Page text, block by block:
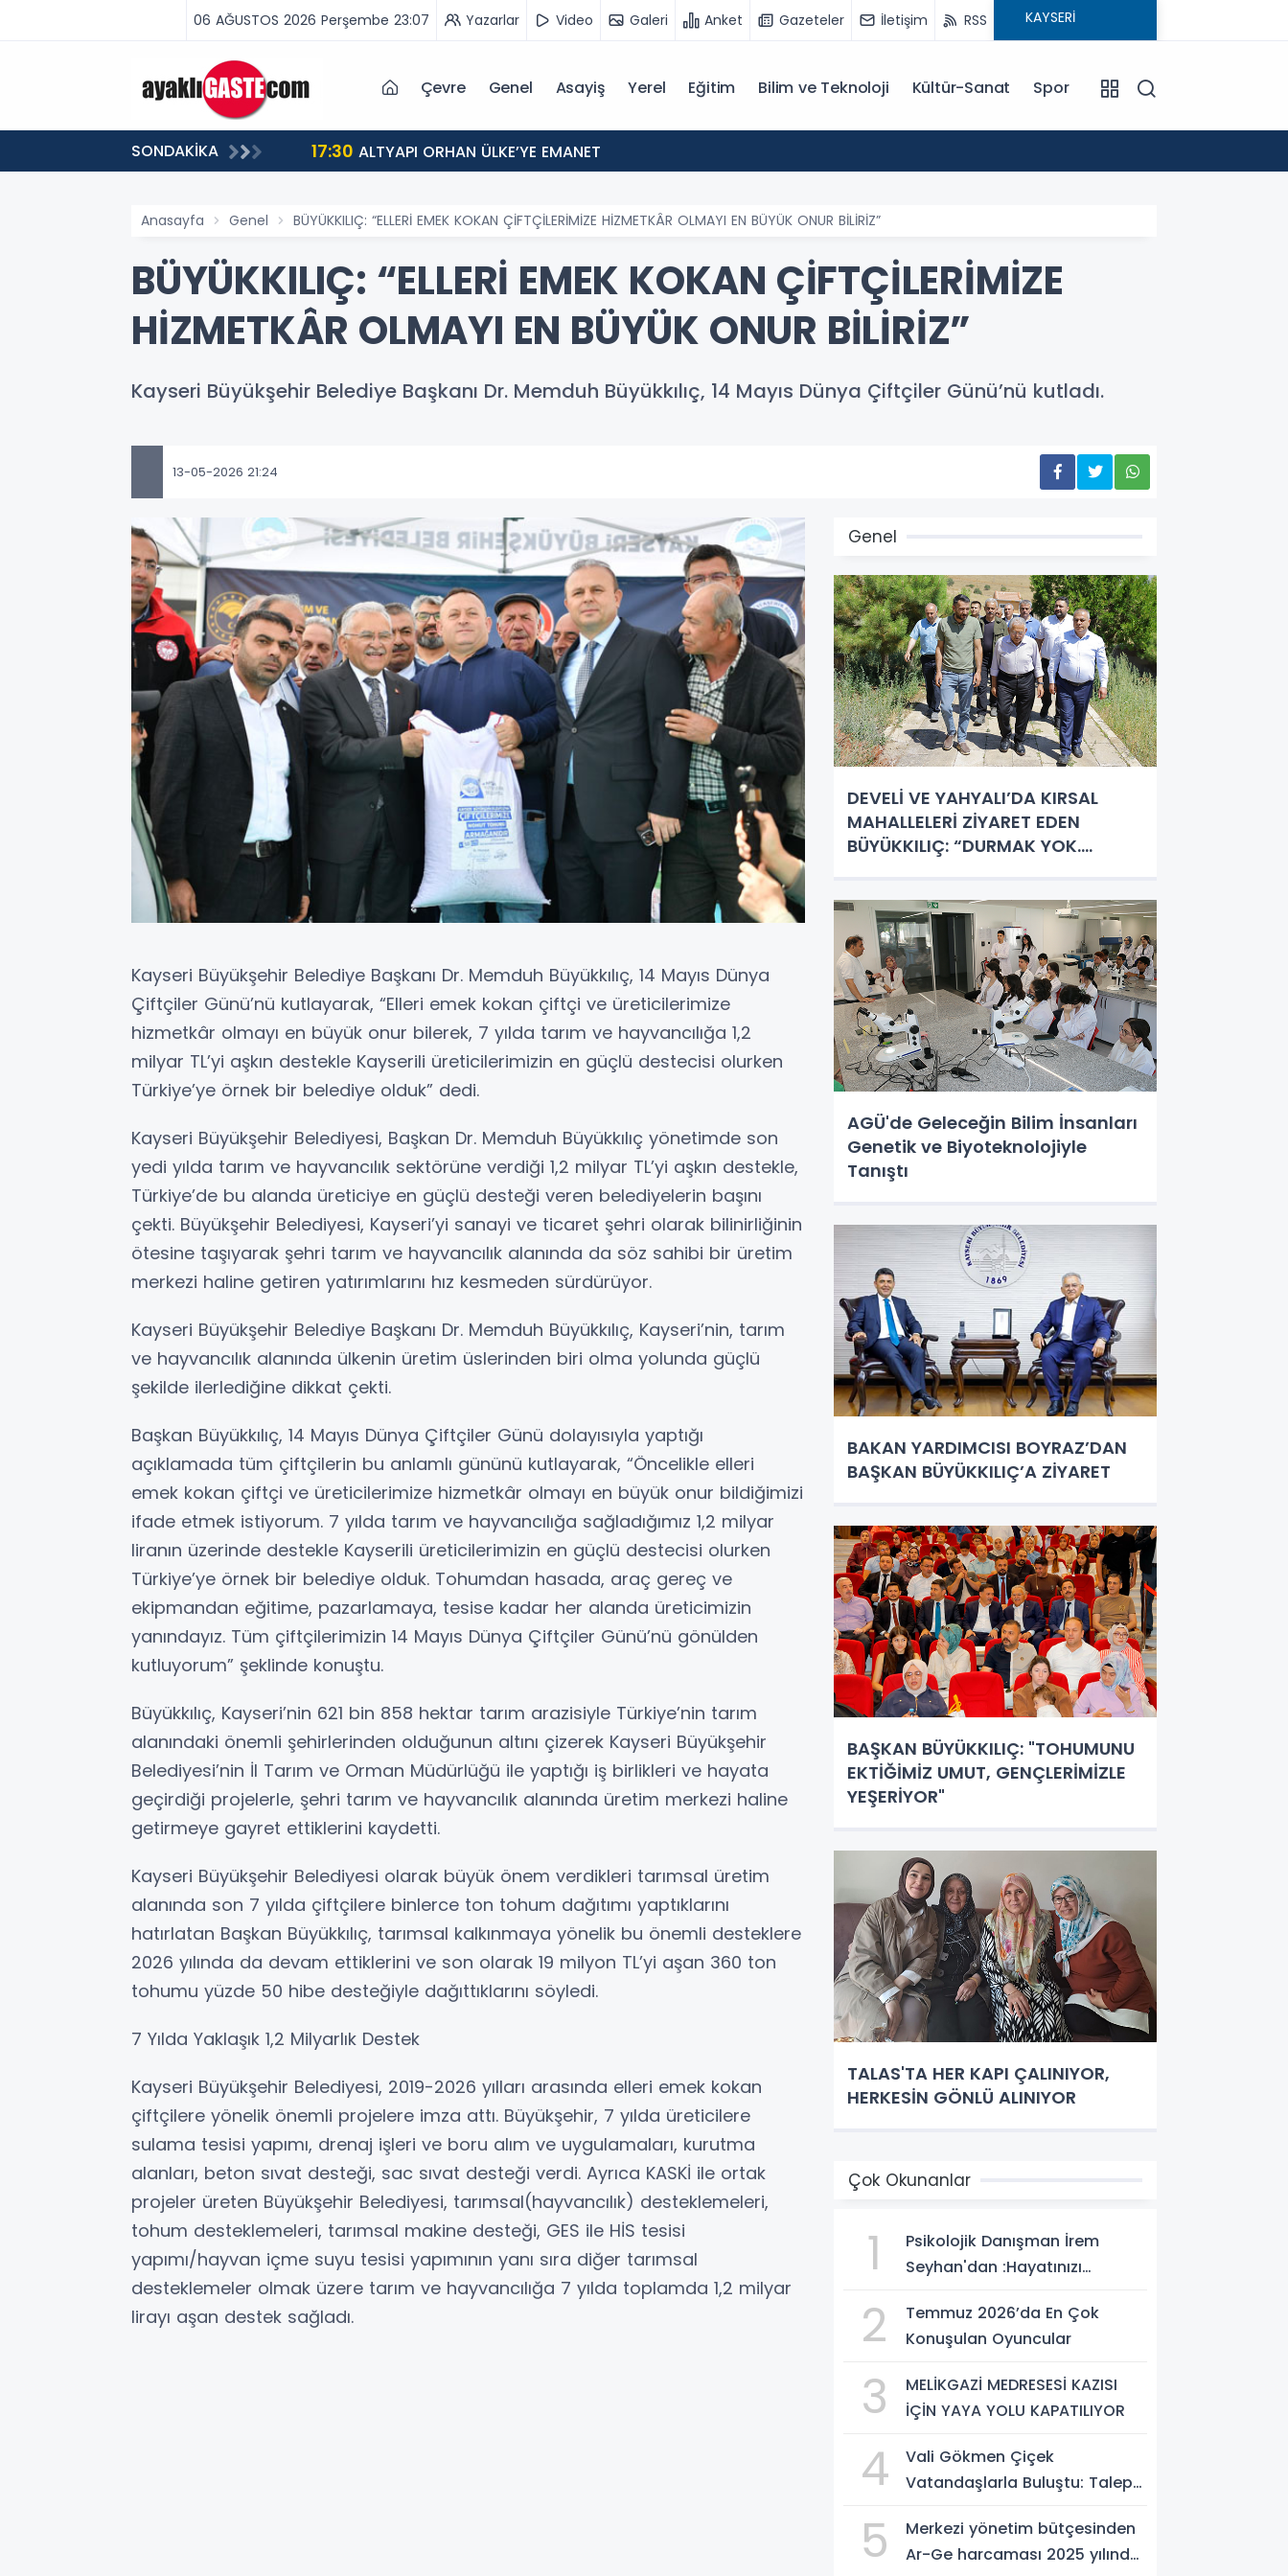
06 AĞUSTOS 2026 Perşembe 23:07 Yazarlar Video Galeri Anket Gazeteler İletişim RSS
Çevre Genel Asayiş Yerel Eğitim Bilim ve Teknoloji Kültür-Sanat Spor
SONDAKİKA 17:30 ALTYAPI ORHAN ÜLKE’YE EMANET
Anasayfa Genel BÜYÜKKILIÇ: “ELLERİ EMEK KOKAN ÇİFTÇİLERİMİZE HİZMETKÂR OLMAYI EN BÜYÜK ONUR BİLİRİZ”
BÜYÜKKILIÇ: “ELLERİ EMEK KOKAN ÇİFTÇİLERİMİZE
HİZMETKÂR OLMAYI EN BÜYÜK ONUR BİLİRİZ”
Kayseri Büyükşehir Belediye Başkanı Dr. Memduh Büyükkılıç, 14 Mayıs Dünya Çiftçiler Günü’nü kutladı.
13-05-2026 21:24
Kayseri Büyükşehir Belediye Başkanı Dr. Memduh Büyükkılıç, 14 Mayıs Dünya
Çiftçiler Günü’nü kutlayarak, “Elleri emek kokan çiftçi ve üreticilerimize
hizmetkâr olmayı en büyük onur bilerek, 7 yılda tarım ve hayvancılığa 1,2
milyar TL’yi aşkın destekle Kayserili üreticilerimizin en güçlü destecisi olurken
Türkiye’ye örnek bir belediye olduk” dedi.
Kayseri Büyükşehir Belediyesi, Başkan Dr. Memduh Büyükkılıç yönetimde son
yedi yılda tarım ve hayvancılık sektörüne verdiği 1,2 milyar TL’yi aşkın destekle,
Türkiye’de bu alanda üreticiye en güçlü desteği veren belediyelerin başını
çekti. Büyükşehir Belediyesi, Kayseri’yi sanayi ve ticaret şehri olarak bilinirliğinin
ötesine taşıyarak şehri tarım ve hayvancılık alanında da söz sahibi bir üretim
merkezi haline getiren yatırımlarını hız kesmeden sürdürüyor.
Kayseri Büyükşehir Belediye Başkanı Dr. Memduh Büyükkılıç, Kayseri’nin, tarım
ve hayvancılık alanında ülkenin üretim üslerinden biri olma yolunda güçlü
şekilde ilerlediğine dikkat çekti.
Başkan Büyükkılıç, 14 Mayıs Dünya Çiftçiler Günü dolayısıyla yaptığı
açıklamada tüm çiftçilerin bu anlamlı gününü kutlayarak, “Öncelikle elleri
emek kokan çiftçi ve üreticilerimize hizmetkâr olmayı en büyük onur bildiğimizi
ifade etmek istiyorum. 7 yılda tarım ve hayvancılığa sağladığımız 1,2 milyar
liranın üzerinde destekle Kayserili üreticilerimizin en güçlü destecisi olurken
Türkiye’ye örnek bir belediye olduk. Tohumdan hasada, araç gereç ve
ekipmandan eğitime, pazarlamaya, tesise kadar her alanda üreticimizin
yanındayız. Tüm çiftçilerimizin 14 Mayıs Dünya Çiftçiler Günü’nü gönülden
kutluyorum” şeklinde konuştu.
Büyükkılıç, Kayseri’nin 621 bin 858 hektar tarım arazisiyle Türkiye’nin tarım
alanındaki önemli şehirlerinden olduğunun altını çizerek Kayseri Büyükşehir
Belediyesi’nin İl Tarım ve Orman Müdürlüğü ile yaptığı iş birlikleri ve hayata
geçirdiği projelerle, şehri tarım ve hayvancılık alanında üretim merkezi haline
getirmeye gayret ettiklerini kaydetti.
Kayseri Büyükşehir Belediyesi olarak büyük önem verdikleri tarımsal üretim
alanında son 7 yılda çiftçilere binlerce ton tohum dağıtımı yaptıklarını
hatırlatan Başkan Büyükkılıç, tarımsal kalkınmaya yönelik bu önemli desteklere
2026 yılında da devam ettiklerini ve son olarak 19 milyon TL’yi aşan 360 ton
tohumu yüzde 50 hibe desteğiyle dağıttıklarını söyledi.
7 Yılda Yaklaşık 1,2 Milyarlık Destek
Kayseri Büyükşehir Belediyesi, 2019-2026 yılları arasında elleri emek kokan
çiftçilere yönelik önemli projelere imza attı. Büyükşehir, 7 yılda üreticilere
sulama tesisi yapımı, drenaj işleri ve boru alım ve uygulamaları, kurutma
alanları, beton sıvat desteği, sac sıvat desteği verdi. Ayrıca KASKİ ile ortak
projeler üreten Büyükşehir Belediyesi, tarımsal(hayvancılık) desteklemeleri,
tohum desteklemeleri, tarımsal makine desteği, GES ile HİS tesisi
yapımı/hayvan içme suyu tesisi yapımının yanı sıra diğer tarımsal
desteklemeler olmak üzere tarım ve hayvancılığa 7 yılda toplamda 1,2 milyar
lirayı aşan destek sağladı.
Genel
DEVELİ VE YAHYALI’DA KIRSAL
MAHALLELERİ ZİYARET EDEN
BÜYÜKKILIÇ: “DURMAK YOK.
AGÜ'de Geleceğin Bilim İnsanları
Genetik ve Biyoteknolojiyle
Tanıştı
BAKAN YARDIMCISI BOYRAZ’DAN
BAŞKAN BÜYÜKKILIÇ’A ZİYARET
BAŞKAN BÜYÜKKILIÇ: "TOHUMUNU
EKTİĞİMİZ UMUT, GENÇLERİMİZLE
YEŞERİYOR"
TALAS'TA HER KAPI ÇALINIYOR,
HERKESİN GÖNLÜ ALINIYOR
Çok Okunanlar
1
Psikolojik Danışman İrem
Seyhan'dan :Hayatınızı
Potansiyelinizi Keşfetmek İçin
İlk Adımı Atın!
2
Temmuz 2026’da En Çok
Konuşulan Oyuncular
3
MELİKGAZİ MEDRESESİ KAZISI
İÇİN YAYA YOLU KAPATILIYOR
4
Vali Gökmen Çiçek
Vatandaşlarla Buluştu: Talep
5
Merkezi yönetim bütçesinden
Ar-Ge harcaması 2025 yılında